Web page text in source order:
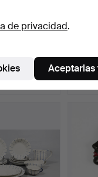
4 pujas
48
de privacidad.
Aceptarlas